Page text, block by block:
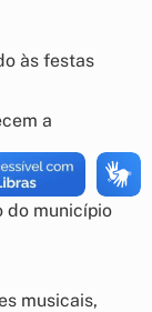
às festas
a
do município
musicais,